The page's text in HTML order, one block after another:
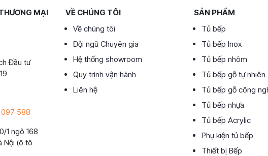
MẠI
Đầu tư
588
1 ngõ 168
Nội (ô tô
VỀ CHÚNG TÔI
Về chúng tôi
Đội ngũ Chuyên gia
Hệ thống showroom
Quy trình vận hành
Liên hệ
SẢN PHẨM
Tủ bếp
Tủ bếp Inox
Tủ bếp nhôm
Tủ bếp gỗ tự nhiên
Tủ bếp gỗ công
Tủ bếp nhựa
Tủ bếp Acrylic
Phụ kiện tủ bếp
Thiết bị Bếp